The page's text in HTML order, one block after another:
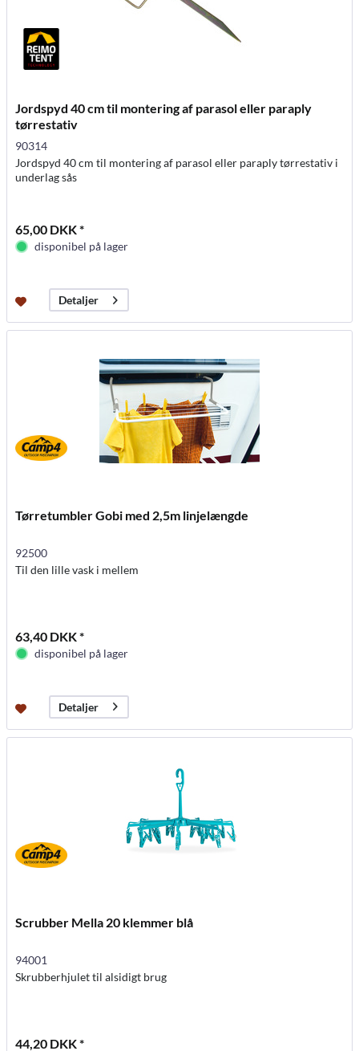
Jordspyd 40 cm til montering af parasol eller paraply
tørrestativ
90314
Jordspyd 40 cm til montering af parasol eller paraply tørrestativ i
underlag sås
65,00 DKK *
disponibel på lager
Detaljer
Tørretumbler Gobi med 2,5m linjelængde
92500
Til den lille vask i mellem
63,40 DKK *
disponibel på lager
Detaljer
Scrubber Mella 20 klemmer blå
94001
Skrubberhjulet til alsidigt brug
44,20 DKK *